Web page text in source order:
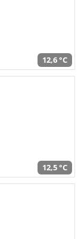
12,6 °C
12,5 °C